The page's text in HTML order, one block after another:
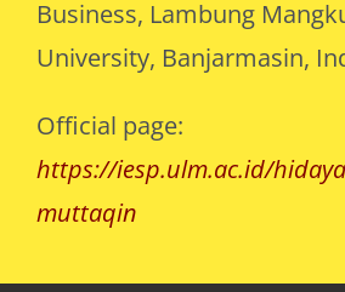
University, Banjarmasin,
https://iesp.ulm.ac.id/
muttaqin